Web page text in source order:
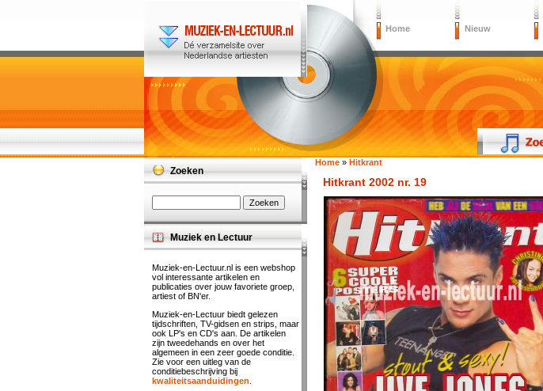
Home Nieuw
Home » Hitkrant
Hitkrant 2002 nr. 19
Zoeken
Muziek en Lectuur
Muziek-en-Lectuur.nl is een webshop
vol interessante artikelen en
publicaties over jouw favoriete groep,
artiest of BN'er.
Muziek-en-Lectuur biedt gelezen
tijdschriften, TV-gidsen en strips, maar
ook LP's en CD's aan. De artikelen
zijn tweedehands en over het
algemeen in een zeer goede conditie.
Zie voor een uitleg van de
conditiebeschrijving bij
kwaliteitsaanduidingen